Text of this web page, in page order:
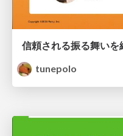
tunepolo